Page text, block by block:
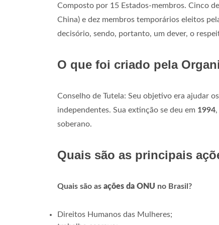
Composto por 15 Estados-membros. Cinco
China) e dez membros temporários eleitos
decisório, sendo, portanto, um dever, o
O que foi criado pela
Conselho de Tutela: Seu objetivo era ajudar
independentes. Sua extinção se deu em 1994
soberano.
Quais são as principais
Quais são as ações da ONU no Brasil?
Direitos Humanos das Mulheres;